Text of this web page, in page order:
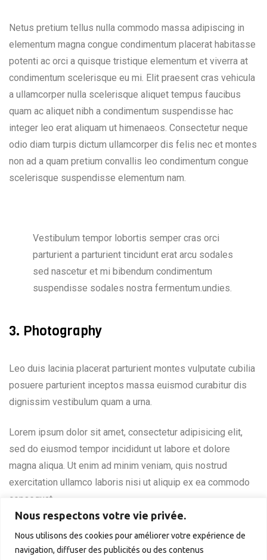
Nous respectons votre vie privée.
Nous utilisons des cookies pour améliorer votre expérience de
navigation, diffuser des publicités ou des contenus
Netus pretium tellus nulla commodo massa adipiscing in
elementum magna congue condimentum placerat habitasse
potenti ac orci a quisque tristique elementum et viverra at
condimentum scelerisque eu mi. Elit praesent cras vehicula
a ullamcorper nulla scelerisque aliquet tempus faucibus
quam ac aliquet nibh a condimentum suspendisse hac
integer leo erat aliquam ut himenaeos. Consectetur neque
odio diam turpis dictum ullamcorper dis felis nec et montes
non ad a quam pretium convallis leo condimentum congue
scelerisque suspendisse elementum nam.
Vestibulum tempor lobortis semper cras orci
parturient a parturient tincidunt erat arcu sodales
sed nascetur et mi bibendum condimentum
suspendisse sodales nostra fermentum.undies.
3. Photography
Leo duis lacinia placerat parturient montes vulputate cubilia
posuere parturient inceptos massa euismod curabitur dis
dignissim vestibulum quam a urna.
Lorem ipsum dolor sit amet, consectetur adipisicing elit,
sed do eiusmod tempor incididunt ut labore et dolore
magna aliqua. Ut enim ad minim veniam, quis nostrud
exercitation ullamco laboris nisi ut aliquip ex ea commodo
consequat.